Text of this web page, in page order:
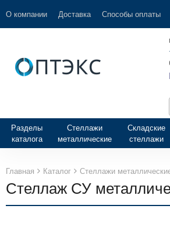
О компании Доставка Способы оплаты
Разделы
каталога
Стеллажи
металлические
Складские
стеллажи
Главная Каталог Стеллажи
Стеллаж СУ